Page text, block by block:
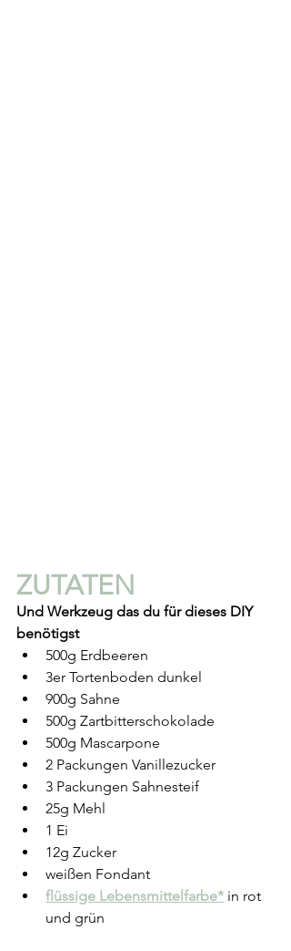
ZUTATEN
Und Werkzeug das du für dieses DIY
benötigst
500g Erdbeeren
3er Tortenboden dunkel
900g Sahne
500g Zartbitterschokolade
500g Mascarpone
2 Packungen Vanillezucker
3 Packungen Sahnesteif
25g Mehl
1 Ei
12g Zucker
weißen Fondant
flüssige Lebensmittelfarbe* in rot
und grün